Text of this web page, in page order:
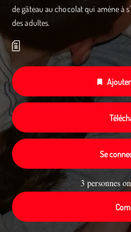
de gâteau au chocolat qui amène
des adultes.
Se
3 personnes